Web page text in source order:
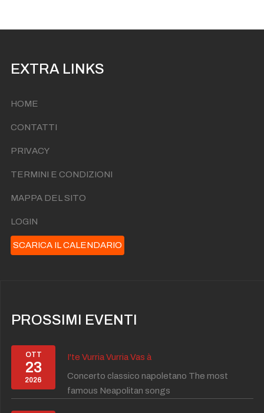
EXTRA LINKS
HOME
CONTATTI
PRIVACY
TERMINI E CONDIZIONI
MAPPA DEL SITO
LOGIN
SCARICA IL CALENDARIO
PROSSIMI EVENTI
OTT
23
2026
I'te Vurria Vurria Vas à
Concerto classico napoletano The most
famous Neapolitan songs